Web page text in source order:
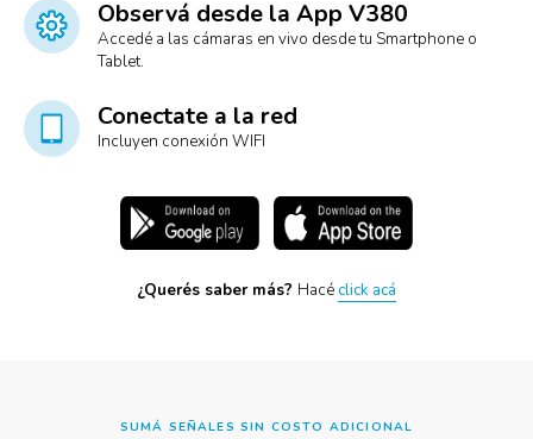
Observá desde la App V380
Accedé a las cámaras en vivo desde tu Smartphone o
Tablet.
Conectate a la red
Incluyen conexión WIFI
¿Querés saber más? Hacéclick acá
SUMÁ SEÑALES SIN COSTO ADICIONAL